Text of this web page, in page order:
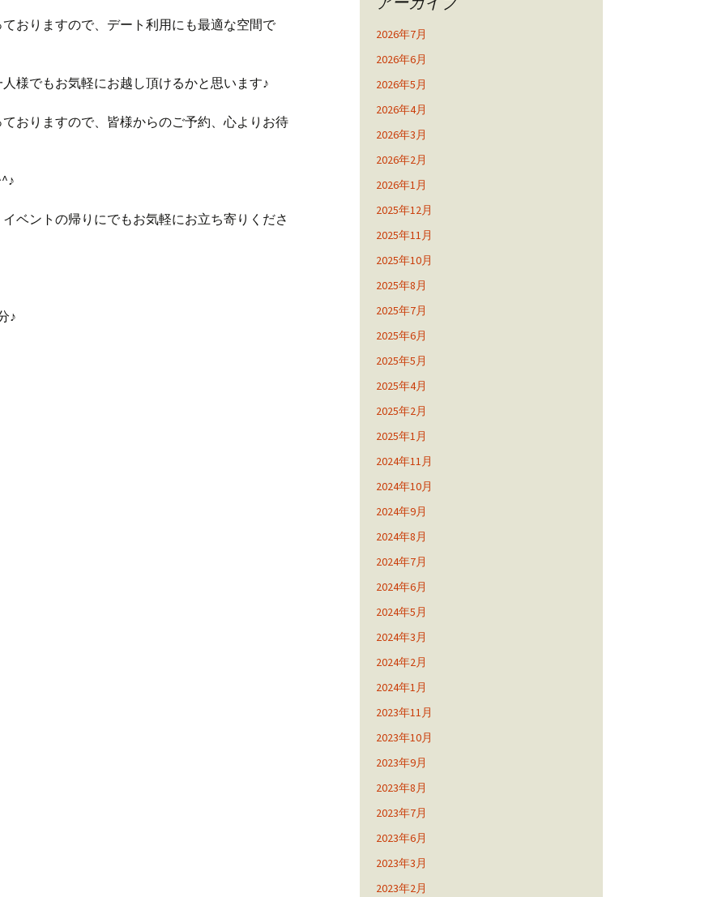
おりますので、デート利用にも最適な空間で
様でもお気軽にお越し頂けるかと思います♪
おりますので、皆様からのご予約、心よりお待
ベントの帰りにでもお気軽にお立ち寄りくださ
♪
2026年7月
2026年6月
2026年5月
2026年4月
2026年3月
2026年2月
2026年1月
2025年12月
2025年11月
2025年10月
2025年8月
2025年7月
2025年6月
2025年5月
2025年4月
2025年2月
2025年1月
2024年11月
2024年10月
2024年9月
2024年8月
2024年7月
2024年6月
2024年5月
2024年3月
2024年2月
2024年1月
2023年11月
2023年10月
2023年9月
2023年8月
2023年7月
2023年6月
2023年3月
2023年2月